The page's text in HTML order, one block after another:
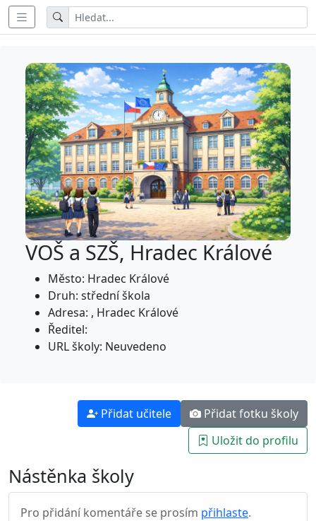
VOŠ a SZŠ, Hradec Králové
Město: Hradec Králové
Druh: střední škola
Adresa: , Hradec Králové
Ředitel:
URL školy: Neuvedeno
Přidat učitele
Přidat fotku školy
Uložit do profilu
Nástěnka školy
Pro přidání komentáře se prosím přihlaste.